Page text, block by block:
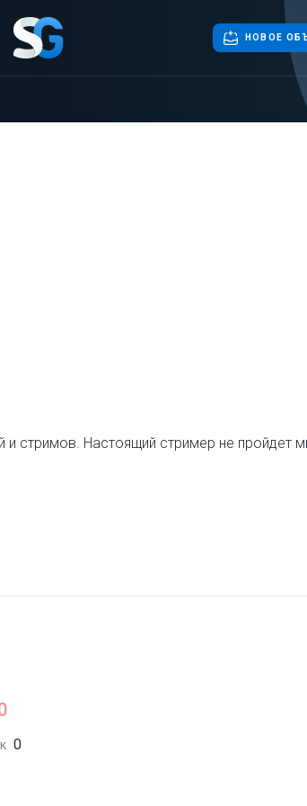
НОВОЕ
стримов. Настоящий стример не пройдет
0